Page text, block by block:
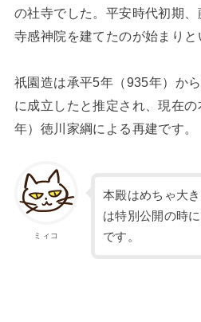
の社寺でした。平安時代初期
寺感神院を建てたのが始まりと
祇園造は承平5年（935年）か
に成立したと推定され、現在
年）徳川家綱による再建です。
ミィコ
本殿はめちゃ大
は特別公開の時
です。